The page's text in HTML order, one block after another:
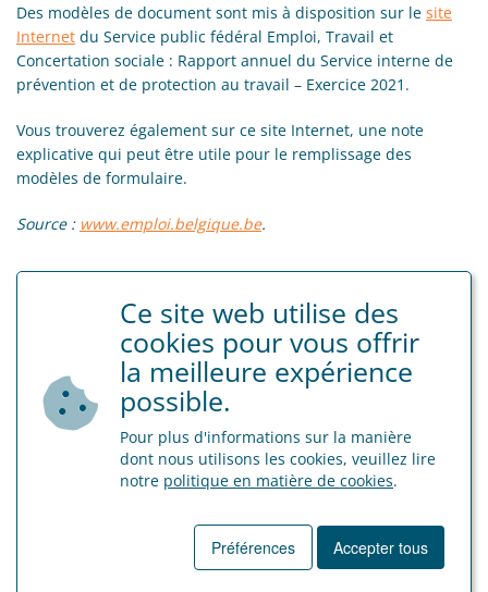
Des modèles de document sont mis à disposition sur le site
Internet du Service public fédéral Emploi, Travail et
Concertation sociale : Rapport annuel du Service interne de
prévention et de protection au travail – Exercice 2021.
Vous trouverez également sur ce site Internet, une note
explicative qui peut être utile pour le remplissage des
modèles de formulaire.
Source : www.emploi.belgique.be.
Retour a résumé
Dernières nouvelles
Ce site web utilise des
cookies pour vous offrir
la meilleure expérience
possible.
Pour plus d'informations sur la manière
dont nous utilisons les cookies, veuillez lire
notre politique en matière de cookies.
Préférences Accepter tous